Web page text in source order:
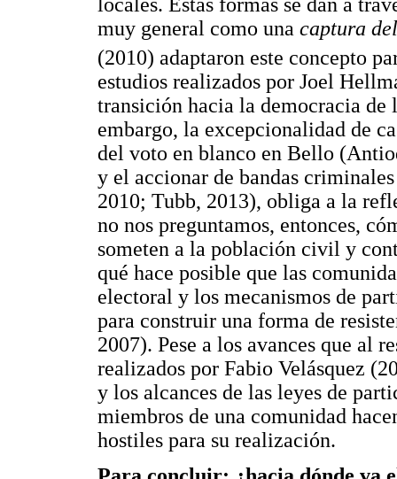
locales. Estas formas se dan a
muy general como una captura
(2010) adaptaron este concepto
estudios realizados por Joel
transición hacia la democracia de
embargo, la excepcionalidad de
del voto en blanco en Bello
y el accionar de bandas
2010; Tubb, 2013), obliga a la
no nos preguntamos, entonces,
someten a la población civil y
qué hace posible que las
electoral y los mecanismos de
para construir una forma de
2007). Pese a los avances que al
realizados por Fabio Velásquez
y los alcances de las leyes de
miembros de una comunidad
hostiles para su realización.